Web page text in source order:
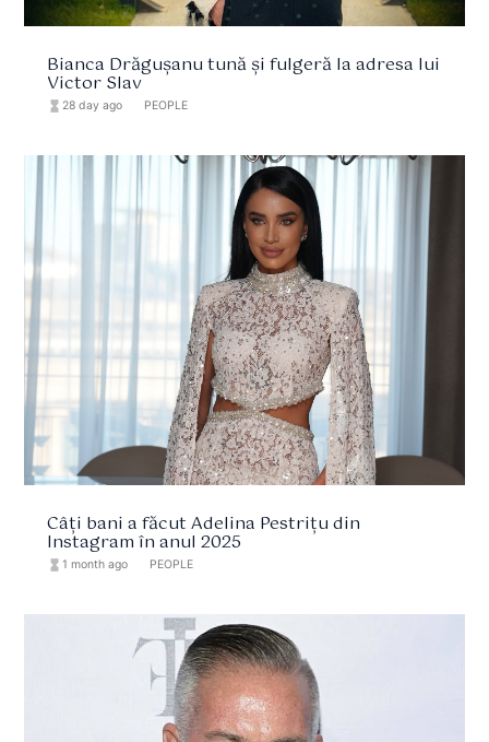
Bianca Drăgușanu tună și fulgeră la adresa lui
Victor Slav
hourglass_full 28 day ago PEOPLE
Câți bani a făcut Adelina Pestrițu din
Instagram în anul 2025
hourglass_full 1 month ago PEOPLE